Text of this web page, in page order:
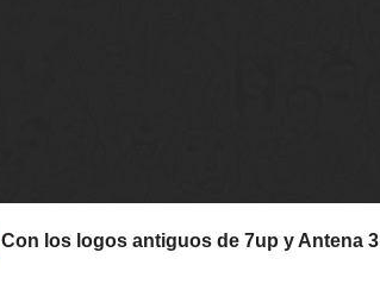
Con los logos antiguos de 7up y Antena 3